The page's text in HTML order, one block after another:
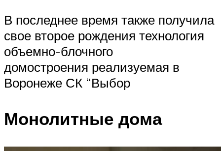
В последнее время также получила
свое второе рождения технология
объемно-блочного
домостроения реализуемая в
Воронеже СК “Выбор
Монолитные дома